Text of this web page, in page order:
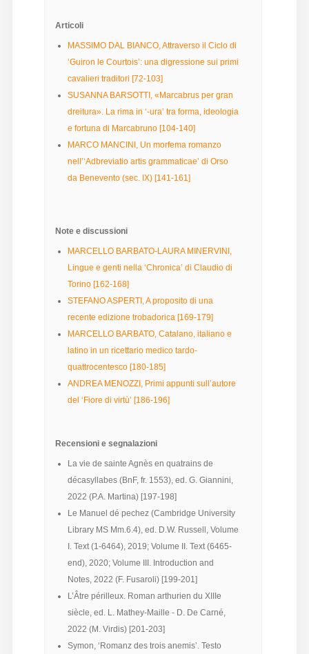
Articoli
MASSIMO DAL BIANCO, Attraverso il Ciclo di
‘Guiron le Courtois’: una digressione sui primi
cavalieri traditori [72-103]
SUSANNA BARSOTTI, «Marcabrus per gran
dreitura». La rima in ‘-ura’ tra forma, ideologia
e fortuna di Marcabruno [104-140]
MARCO MANCINI, Un morfema romanzo
nell’‘Adbreviatio artis grammaticae’ di Orso
da Benevento (sec. IX) [141-161]
Note e discussioni
MARCELLO BARBATO-LAURA MINERVINI,
Lingue e genti nella ‘Chronica’ di Claudio di
Torino [162-168]
STEFANO ASPERTI, A proposito di una
recente edizione trobadorica [169-179]
MARCELLO BARBATO, Catalano, italiano e
latino in un ricettario medico tardo-
quattrocentesco [180-185]
ANDREA MENOZZI, Primi appunti sull’autore
del ‘Fiore di virtù’ [186-196]
Recensioni e segnalazioni
La vie de sainte Agnès en quatrains de
décasyllabes (BnF, fr. 1553), ed. G. Giannini,
2022 (P.A. Martina) [197-198]
Le Manuel dé pechez (Cambridge University
Library MS Mm.6.4), ed. D.W. Russell, Volume
I. Text (1-6464), 2019; Volume II. Text (6465-
end), 2020; Volume III. Introduction and
Notes, 2022 (F. Fusaroli) [199-201]
L’Âtre périlleux. Roman arthurien du XIIIe
siècle, ed. L. Mathey-Maille - D. De Carné,
2022 (M. Virdis) [201-203]
Symon, ‘Romanz des trois anemis’. Testo